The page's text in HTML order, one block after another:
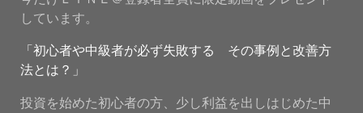
しています。
「初心者や中級者が必ず失敗する その事例と改善方
法とは？」
投資を始めた初心者の方、少し利益を出しはじめた中